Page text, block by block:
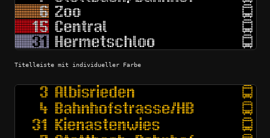
Titelleiste mit individueller Farbe